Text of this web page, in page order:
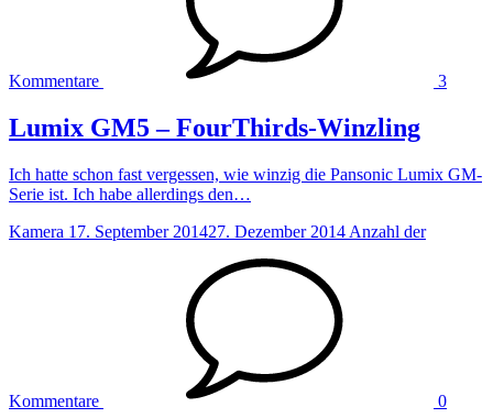
Kommentare 3
Lumix GM5 – FourThirds-Winzling
Ich hatte schon fast vergessen, wie winzig die Pansonic Lumix GM-
Serie ist. Ich habe allerdings den…
Kamera 17. September 201427. Dezember 2014 Anzahl der
Kommentare 0